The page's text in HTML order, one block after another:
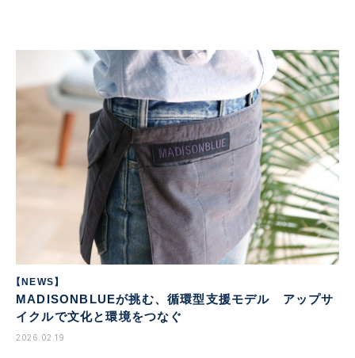
【NEWS】
MADISONBLUEが挑む、循環型支援モデル アップサ
イクルで文化と環境をつなぐ
2026.02.19